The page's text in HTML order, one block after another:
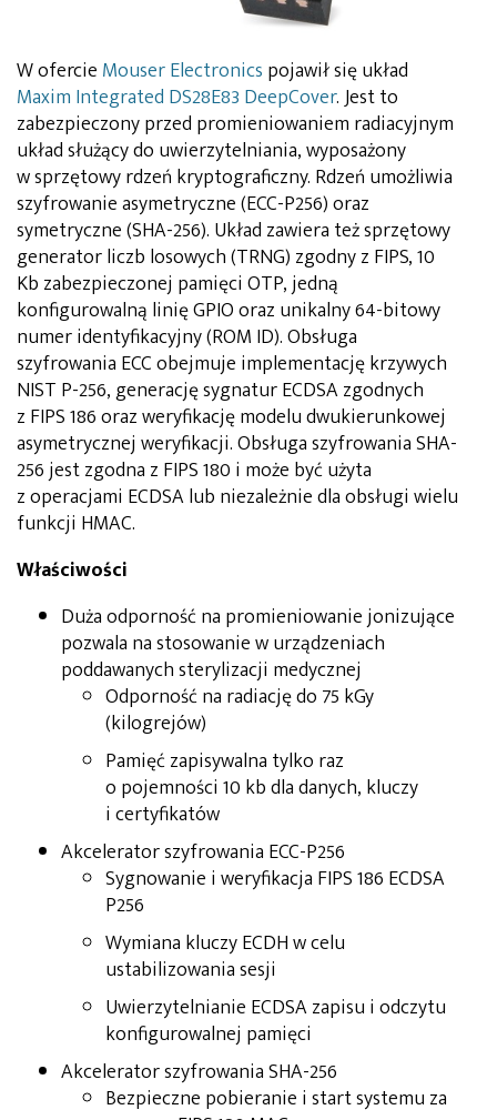
W ofercie Mouser Electronics pojawił się układ
Maxim Integrated DS28E83 DeepCover. Jest to
zabezpieczony przed promieniowaniem radiacyjnym
układ służący do uwierzytelniania, wyposażony
w sprzętowy rdzeń kryptograficzny. Rdzeń umożliwia
szyfrowanie asymetryczne (ECC-P256) oraz
symetryczne (SHA-256). Układ zawiera też sprzętowy
generator liczb losowych (TRNG) zgodny z FIPS, 10
Kb zabezpieczonej pamięci OTP, jedną
konfigurowalną linię GPIO oraz unikalny 64-bitowy
numer identyfikacyjny (ROM ID). Obsługa
szyfrowania ECC obejmuje implementację krzywych
NIST P-256, generację sygnatur ECDSA zgodnych
z FIPS 186 oraz weryfikację modelu dwukierunkowej
asymetrycznej weryfikacji. Obsługa szyfrowania SHA-
256 jest zgodna z FIPS 180 i może być użyta
z operacjami ECDSA lub niezależnie dla obsługi wielu
funkcji HMAC.
Właściwości
Duża odporność na promieniowanie jonizujące
pozwala na stosowanie w urządzeniach
poddawanych sterylizacji medycznej
Odporność na radiację do 75 kGy
(kilogrejów)
Pamięć zapisywalna tylko raz
o pojemności 10 kb dla danych, kluczy
i certyfikatów
Akcelerator szyfrowania ECC-P256
Sygnowanie i weryfikacja FIPS 186 ECDSA
P256
Wymiana kluczy ECDH w celu
ustabilizowania sesji
Uwierzytelnianie ECDSA zapisu i odczytu
konfigurowalnej pamięci
Akcelerator szyfrowania SHA-256
Bezpieczne pobieranie i start systemu za